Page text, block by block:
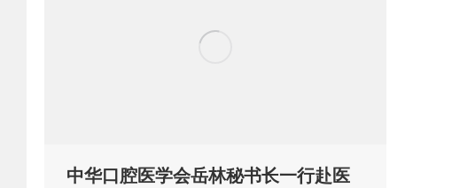
中华口腔医学会岳林秘书长一行赴医